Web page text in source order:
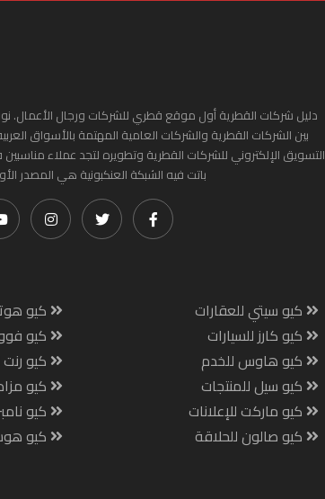
دليل شركات القطرية أول موقع قطري للشركات ورجال الأعمال. نوفر
بين الشركات القطرية والشركات العامية المهتمة بالأسواق
التسويق الإلكتروني للشركات القطرية وتطويره لتجد عملاء
باتت فيه الشبكة العنكبونية هي المصدر
كيو سيتي للعقارات
كيو كارز للسيارات
كيو هاوس للخدم
كيو سيل للمنتجات
كيو ماركت للإعلانات
كيو صالون للحلاقة
كيو
كيو
كيو رنت
كيو
كيو
كيو